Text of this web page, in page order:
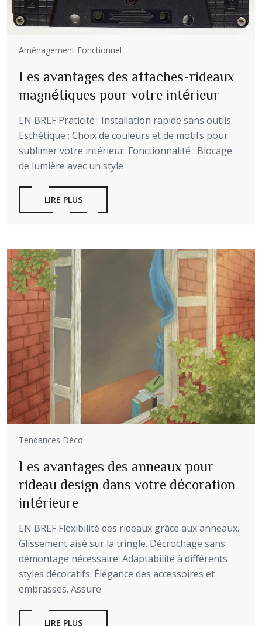
Aménagement Fonctionnel
Les avantages des attaches-rideaux
magnétiques pour votre intérieur
EN BREF Praticité : Installation rapide sans outils.
Esthétique : Choix de couleurs et de motifs pour
sublimer votre intérieur. Fonctionnalité : Blocage
de lumière avec un style
LIRE PLUS
Tendances Déco
Les avantages des anneaux pour
rideau design dans votre décoration
intérieure
EN BREF Flexibilité des rideaux grâce aux anneaux.
Glissement aisé sur la tringle. Décrochage sans
démontage nécessaire. Adaptabilité à différents
styles décoratifs. Élégance des accessoires et
embrasses. Assure
LIRE PLUS